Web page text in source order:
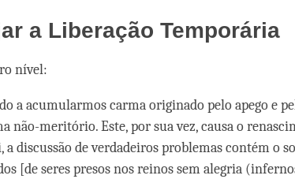
a Liberação Temporária
nível:
a acumularmos carma originado pelo apego e
não-meritório. Este, por sua vez, causa o
a discussão de verdadeiros problemas contém o
[de seres presos nos reinos sem alegria